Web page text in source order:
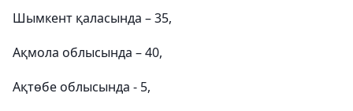
Шымкент қаласында – 35,
Ақмола облысында – 40,
Ақтөбе облысында - 5,